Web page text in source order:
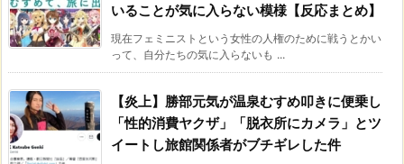
いることが気に入らない模様【反応まとめ】
現在フェミニストという女性の人権のために戦うとかい
って、自分たちの気に入らないも ...
【炎上】勝部元気が温泉むすめ叩きに便乗し
「性的消費ヤクザ」「脱衣所にカメラ」とツ
イートし旅館関係者がブチギレした件